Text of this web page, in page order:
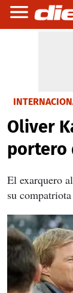
Oliver
portero
El exarquero
su